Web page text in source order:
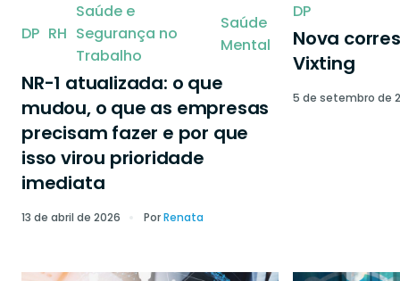
DP RH
Saúde e
Segurança no
Trabalho
Saúde
Mental
NR-1 atualizada: o que
mudou, o que as empresas
precisam fazer e por que
isso virou prioridade
imediata
13 de abril de 2026 PorRenata
DP
Nova
Vixting
5 de setembro de